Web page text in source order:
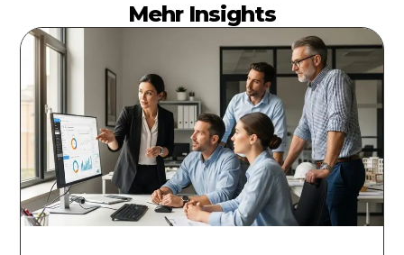
Mehr Insights